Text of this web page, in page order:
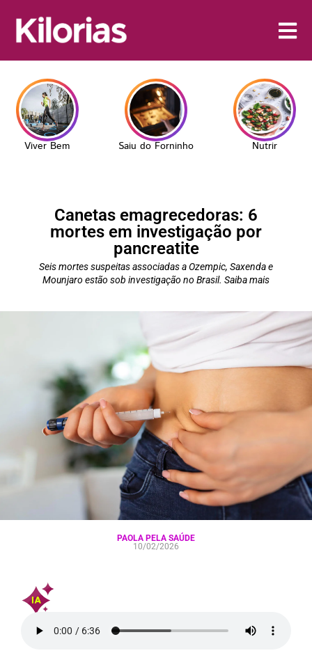
Viver Bem Saiu do Forninho Nutrir
Canetas emagrecedoras: 6
mortes em investigação por
pancreatite
Seis mortes suspeitas associadas a Ozempic, Saxenda e
Mounjaro estão sob investigação no Brasil. Saiba mais
PAOLA PELA SAÚDE
10/02/2026